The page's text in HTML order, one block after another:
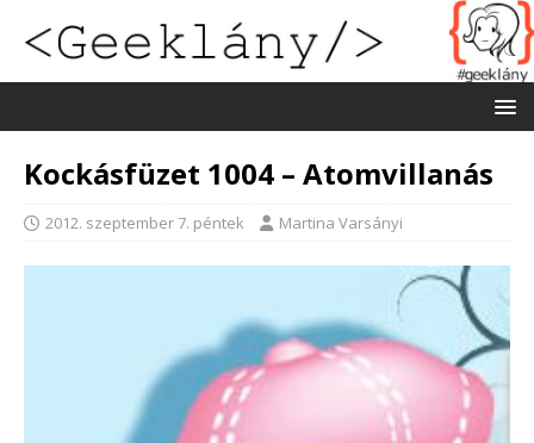
Kockásfüzet 1004 – Atomvillanás
2012. szeptember 7. péntek Martina Varsányi